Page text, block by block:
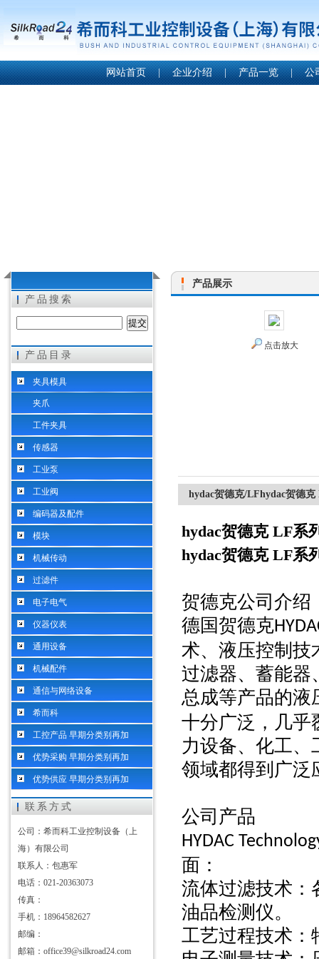
希而科工业控制设备（上海）有限公司
网站首页 | 企业介绍 | 产品一览 | 公
产品搜索
产品目录
夹具模具
夹爪
工件夹具
传感器
工业泵
工业阀
编码器及配件
模块
机械传动
过滤件
电子电气
仪器仪表
通用设备
机械配件
通信与网络设备
希而科
工控产品 早期分类别再加
优势采购 早期分类别再加
优势供应 早期分类别再加
联系方式
公司：希而科工业控制设备（上
海）有限公司
联系人：包惠军
电话：021-20363073
传真：
手机：18964582627
邮编：
邮箱：office39@silkroad24.com
产品展示
点击放大
hydac贺德克/LFhydac贺德
hydac贺德克 LF系
hydac贺德克 LF系
贺德克公司介绍
德国贺德克
术、液压控制技
过滤器、蓄能器
总成等产品的液
十分广泛，几乎
力设备、化工、
领域都得到广泛
公司产品
HYDAC
面：
流体过滤技术：
油品检测仪。
工艺过程技术：